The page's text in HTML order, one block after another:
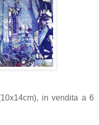
in vendita a 6